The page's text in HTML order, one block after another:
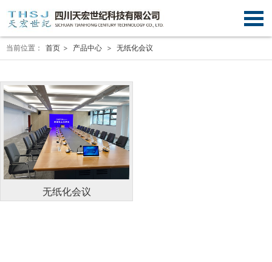
当前位置： 首页 > 产品中心 > 无纸化会议
无纸化会议